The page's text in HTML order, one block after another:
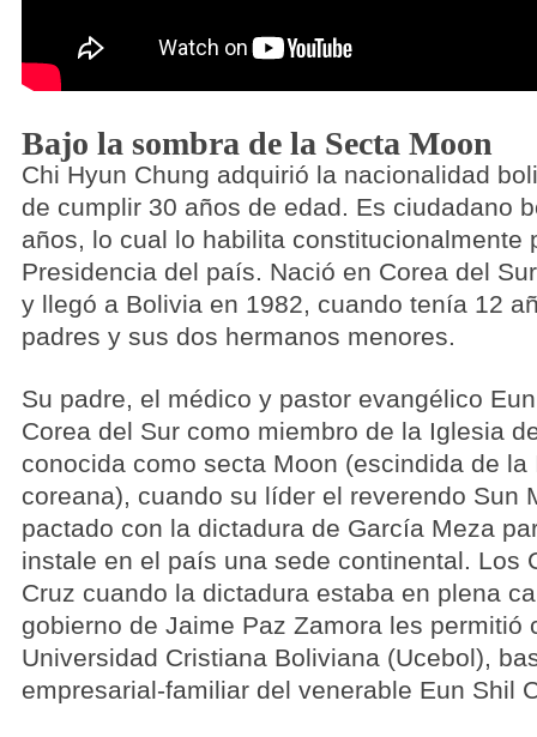
Bajo la sombra de la Secta Moon
Chi Hyun Chung adquirió la nacionalidad
de cumplir 30 años de edad. Es ciudadano
años, lo cual lo habilita constitucionalmente
Presidencia del país. Nació en Corea del
y llegó a Bolivia en 1982, cuando tenía 12
padres y sus dos hermanos menores.
Su padre, el médico y pastor evangélico
Corea del Sur como miembro de la Iglesia
conocida como secta Moon (escindida de
coreana), cuando su líder el reverendo Sun
pactado con la dictadura de García Meza
instale en el país una sede continental. Los
Cruz cuando la dictadura estaba en plena
gobierno de Jaime Paz Zamora les permitió
Universidad Cristiana Boliviana (Ucebol),
empresarial-familiar del venerable Eun Shil